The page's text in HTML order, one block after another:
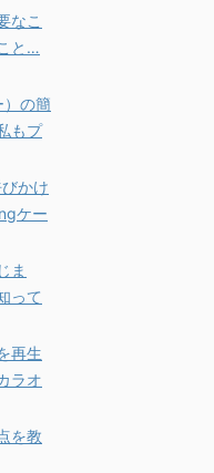
なこ
と…
の簡
もプ
かけ
ケー
ま
って
再生
ラオ
を教